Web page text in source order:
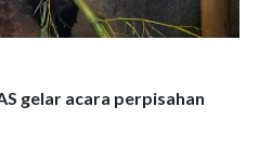
gelar acara perpisahan